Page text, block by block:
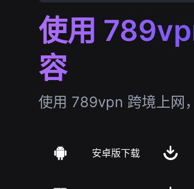
使用
容
使用 789vpn 跨境上网
安卓版下载